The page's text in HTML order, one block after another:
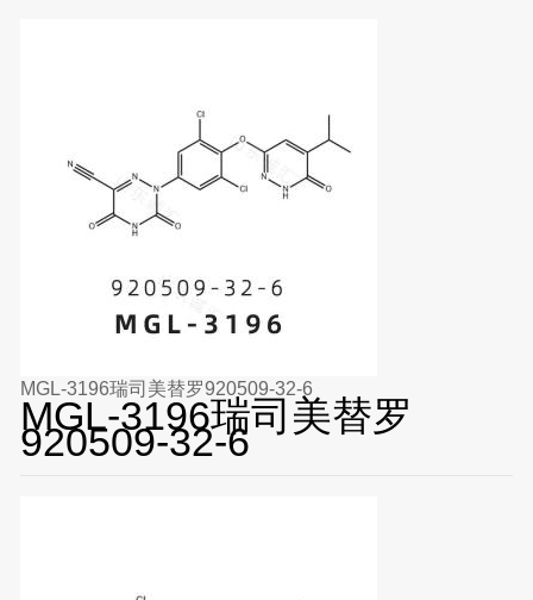
MGL-3196瑞司美替罗920509-32-6
MGL-3196瑞司美替罗
920509-32-6